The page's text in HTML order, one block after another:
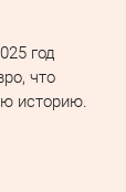
год
что
историю.